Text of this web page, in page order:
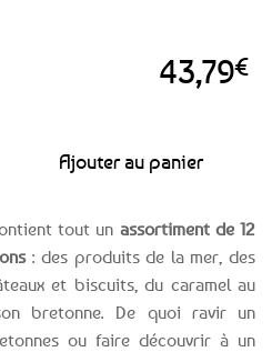
tout un assortiment de 12
: des produits de la mer, des
et biscuits, du caramel au
bretonne. De quoi ravir un
ou faire découvrir à un
43,79€
- Découverte des Spécialités
Ajouter au panier